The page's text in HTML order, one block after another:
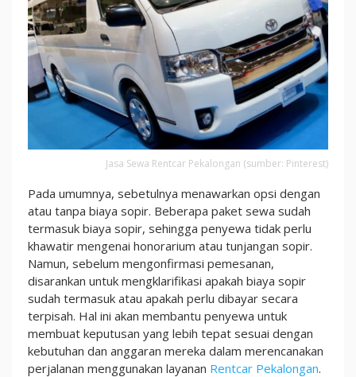
Jasa Sewa Rentcar Pekalongan (sumber: Pinterest)
Pada umumnya, sebetulnya menawarkan opsi dengan
atau tanpa biaya sopir. Beberapa paket sewa sudah
termasuk biaya sopir, sehingga penyewa tidak perlu
khawatir mengenai honorarium atau tunjangan sopir.
Namun, sebelum mengonfirmasi pemesanan,
disarankan untuk mengklarifikasi apakah biaya sopir
sudah termasuk atau apakah perlu dibayar secara
terpisah. Hal ini akan membantu penyewa untuk
membuat keputusan yang lebih tepat sesuai dengan
kebutuhan dan anggaran mereka dalam merencanakan
perjalanan menggunakan layanan Rentcar Pekalongan.